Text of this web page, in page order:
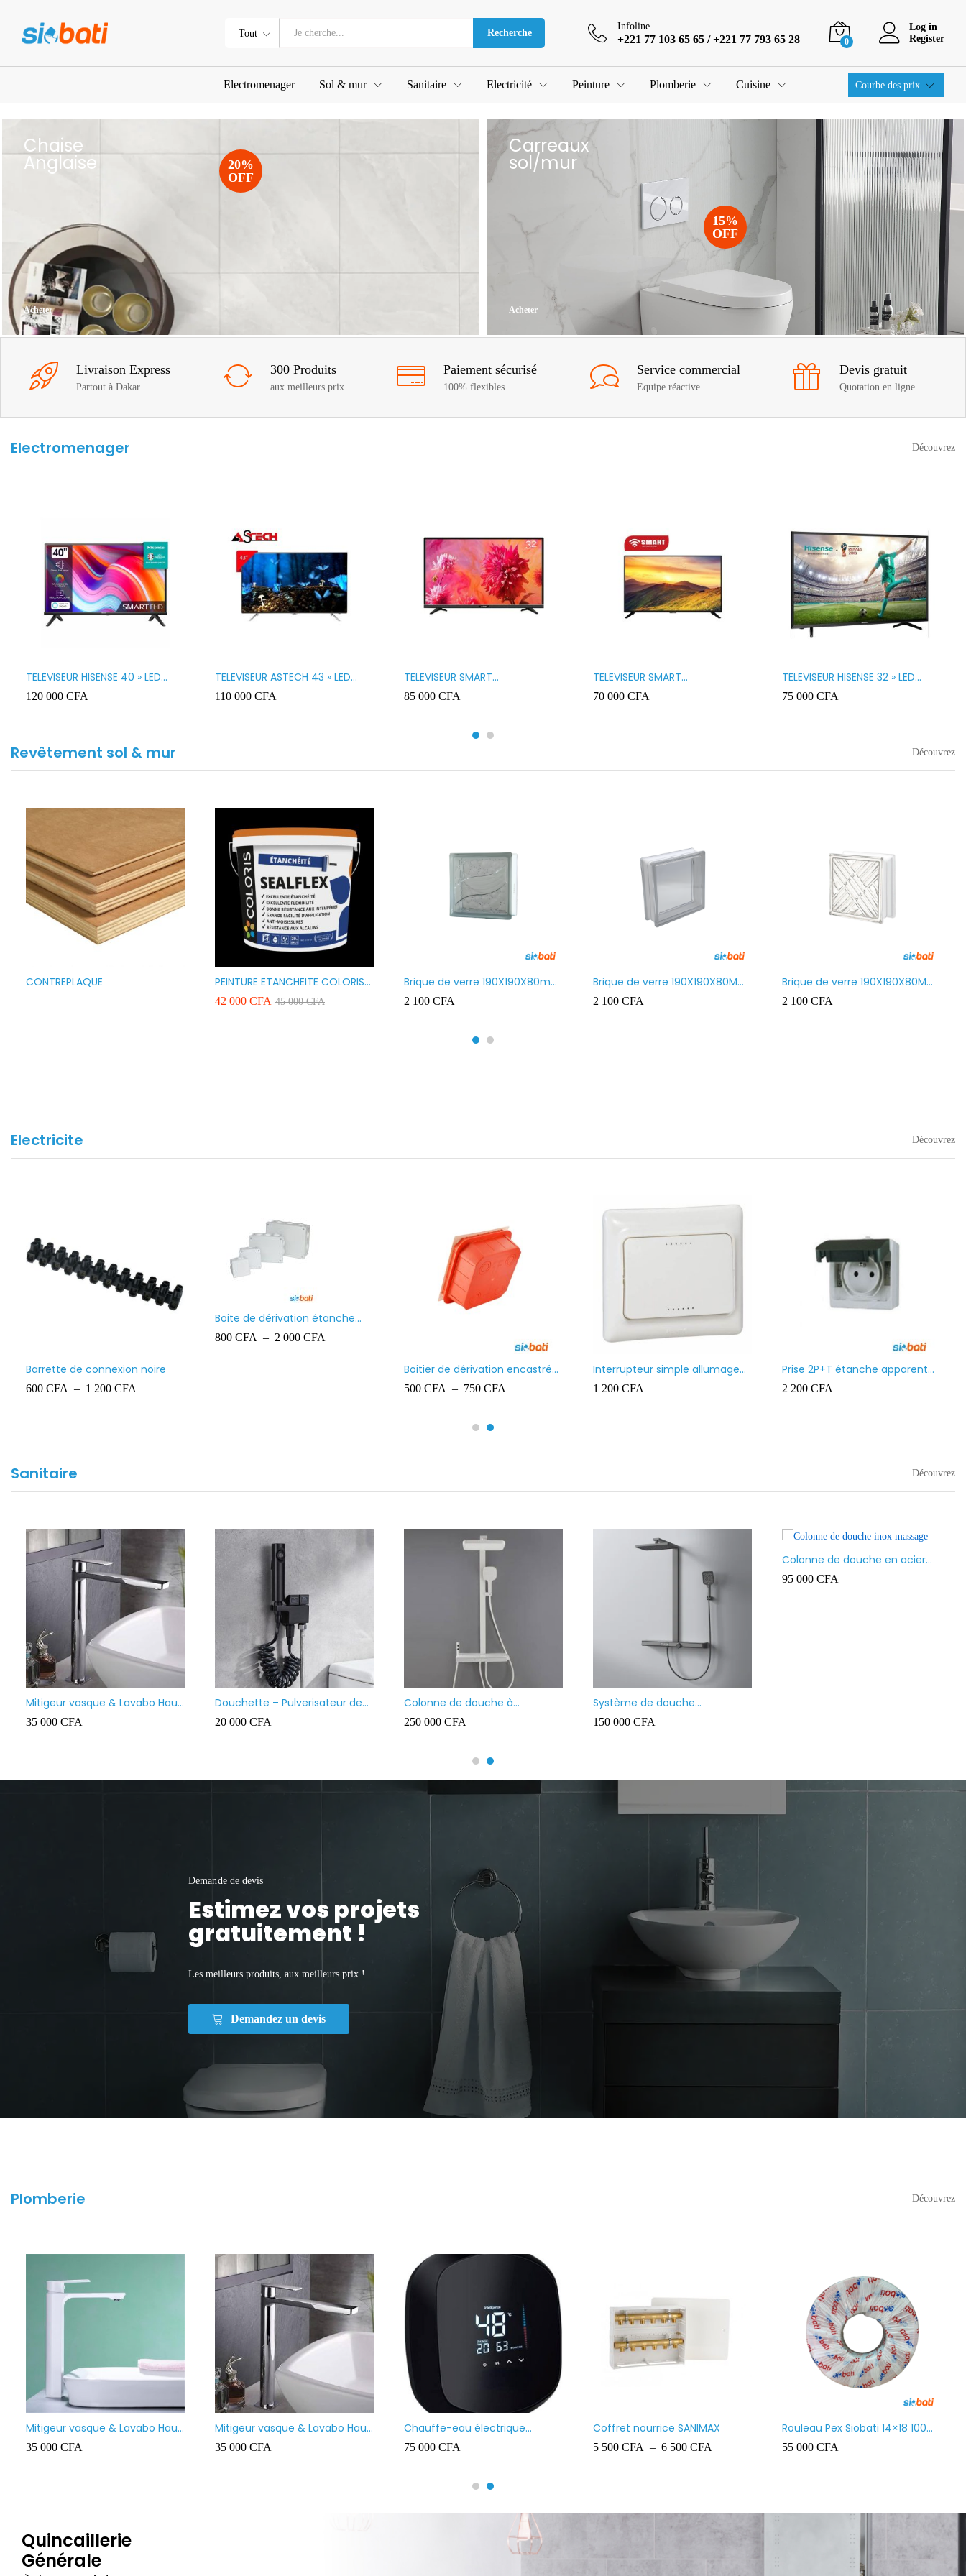
Tout Recherche
Infoline
+221 77 103 65 65 / +221 77 793 65 28 0
Log in
Register
Electromenager Sol & mur Sanitaire Electricité Peinture Plomberie Cuisine Courbe des prix
Chaise
Anglaise
Acheter
20%
OFF
Carreaux
sol/mur
Acheter
15%
OFF
Livraison Express
Partout à Dakar
300 Produits
aux meilleurs prix
Paiement sécurisé
100% flexibles
Service commercial
Equipe réactive
Devis gratuit
Quotation en ligne
Electromenager Découvrez
TELEVISEUR HISENSE 40 » LED
SMART VIDAA 40A4K
120 000 CFA
TELEVISEUR ASTECH 43 » LED
43OD15
110 000 CFA
TELEVISEUR SMART
TECHNOLOGY 32 » SMART
32STT5032SA
85 000 CFA
TELEVISEUR SMART
TECHNOLOGY 32 LED STT3200K
70 000 CFA
TELEVISEUR HISENSE 32 » LED
32A5200
75 000 CFA
Revêtement sol & mur Découvrez
CONTREPLAQUE
PEINTURE ETANCHEITE COLORIS
SEAFLEX 20KG COULEUR ROUGE
BLANC VERT ET GRIS
42 000 CFA 45 000CFA
Brique de verre 190X190X80mm
motif vague x bulles
2 100 CFA
Brique de verre 190X190X80MM
Transparent
2 100 CFA
Brique de verre 190X190X80MM
CROSS
2 100 CFA
Electricite Découvrez
Barrette de connexion noire
600 CFA – 1 200 CFA
Boite de dérivation étanche
Ingelec
800 CFA – 2 000 CFA
Boitier de dérivation encastré
Ingelec
500 CFA – 750 CFA
Interrupteur simple allumage
lumineux blanc Ingelec Ref
Kaptika
1 200 CFA
Prise 2P+T étanche apparent
Ingelec Ref 4896
2 200 CFA
Sanitaire Découvrez
Mitigeur vasque & Lavabo Haut
Prolongé
35 000 CFA
Douchette – Pulverisateur de
bidet marque Firmer
20 000 CFA
Colonne de douche à
température constante –
Touches de piano blanches
250 000 CFA
Système de douche
thermostatique avec douche à
effet pluie de tête, douchette
150 000 CFA
Colonne de douche en acier
inoxydable, multifonctions
avec Jets de Massage corporel,
95 000 CFA
Demande de devis
Estimez vos projets
gratuitement !
Les meilleurs produits, aux meilleurs prix !
Demandez un devis
Plomberie Découvrez
Mitigeur vasque & Lavabo Haut
Prolongé BLANC
35 000 CFA
Mitigeur vasque & Lavabo Haut
Prolongé
35 000 CFA
Chauffe-eau électrique
instantané MAAT
75 000 CFA
Coffret nourrice SANIMAX
5 500 CFA – 6 500 CFA
Rouleau Pex Siobati 14×18 100
Mètres lourd – High Quality
55 000 CFA
Quincaillerie
Générale